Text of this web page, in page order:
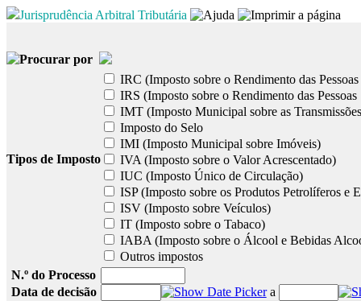
Jurisprudência Arbitral Tributária
Procurar por
IRC (Imposto sobre o Rendimento das
IRS (Imposto sobre o Rendimento das Pessoas
IMT (Imposto Municipal sobre as
Imposto do Selo
IMI (Imposto Municipal sobre Imóveis)
Tipos de Imposto
IVA (Imposto sobre o Valor Acrescentado)
IUC (Imposto Único de Circulação)
ISP (Imposto sobre os Produtos Petrolíferos e
ISV (Imposto sobre Veículos)
IT (Imposto sobre o Tabaco)
IABA (Imposto sobre o Álcool e Bebidas
Outros impostos
N.º do Processo
Data de decisão
a